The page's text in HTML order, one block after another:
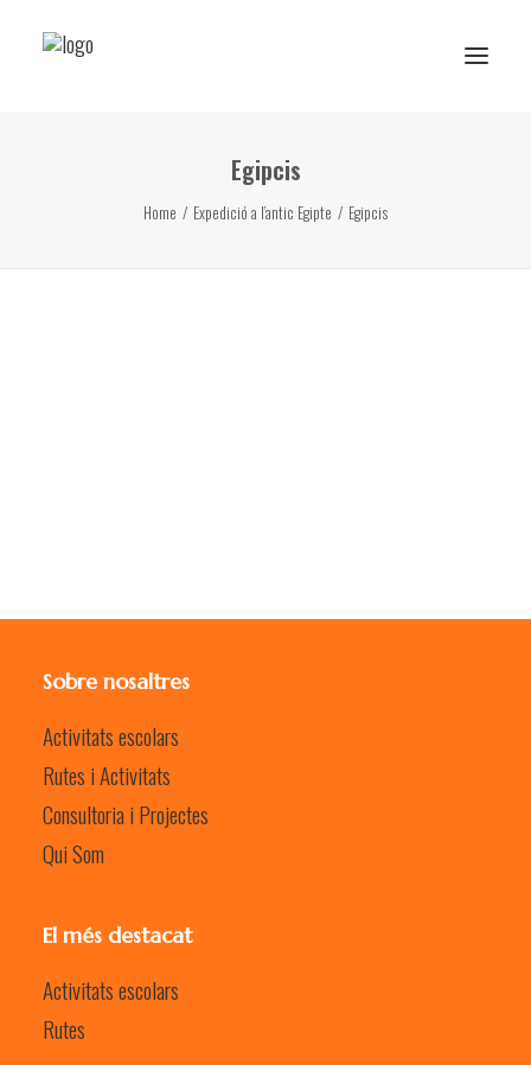
Reserva de rutes i experiènciesEgipcis
Home Expedició a l’antic Egipte Egipcis
Sobre nosaltres
Activitats escolars
Rutes i Activitats
Consultoria i Projectes
Qui Som
El més destacat
Activitats escolars
Rutes